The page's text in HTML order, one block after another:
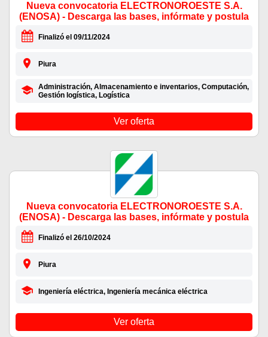
Nueva convocatoria ELECTRONOROESTE S.A.
(ENOSA) - Descarga las bases, infórmate y postula
Finalizó el 09/11/2024
Piura
Administración, Almacenamiento e inventarios, Computación,
Gestión logística, Logística
Ver oferta
Nueva convocatoria ELECTRONOROESTE S.A.
(ENOSA) - Descarga las bases, infórmate y postula
Finalizó el 26/10/2024
Piura
Ingeniería eléctrica, Ingeniería mecánica eléctrica
Ver oferta